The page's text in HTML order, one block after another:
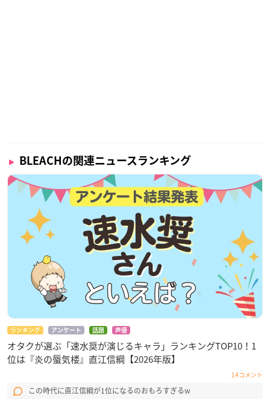
BLEACHの関連ニュースランキング
ランキング アンケート 話題 声優
オタクが選ぶ「速水奨が演じるキャラ」ランキングTOP10！1
位は『炎の蜃気楼』直江信綱【2026年版】
14コメント
この時代に直江信綱が1位になるのおもろすぎるw